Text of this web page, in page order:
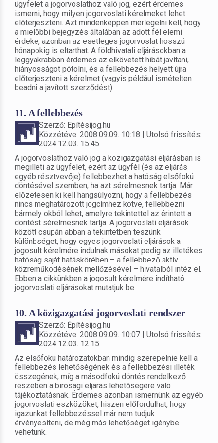
ügyfelet a jogorvoslathoz való jog, ezért érdemes
ismerni, hogy milyen jogorvoslati kérelmeket lehet
előterjeszteni. Azt mindenképpen mérlegelni kell, hogy
a mielőbbi bejegyzés általában az adott fél elemi
érdeke, azonban az esetleges jogorvoslat hosszú
hónapokig is eltarthat. A földhivatali eljárásokban a
leggyakrabban érdemes az elkövetett hibát javítani,
hiányosságot pótolni, és a fellebbezés helyett újra
előterjeszteni a kérelmet (vagyis például ismételten
beadni a javított szerződést).
11. A fellebbezés
Szerző: Építésijog.hu
Közzétéve: 2008.09.09. 10:18 | Utolsó frissítés:
2024.12.03. 15:45
A jogorvoslathoz való jog a közigazgatási eljárásban is
megilleti az ügyfelet, ezért az ügyfél (és az eljárás
egyéb résztvevője) fellebbezhet a hatóság elsőfokú
döntésével szemben, ha azt sérelmesnek tartja. Már
előzetesen ki kell hangsúlyozni, hogy a fellebbezés
nincs meghatározott jogcímhez kötve, fellebbezni
bármely okból lehet, amelyre tekintettel az érintett a
döntést sérelmesnek tartja. A jogorvoslati eljárások
között csupán abban a tekintetben teszünk
különbséget, hogy egyes jogorvoslati eljárások a
jogosult kérelmére indulnak másokat pedig az illetékes
hatóság saját hatáskörében – a fellebbező aktív
közreműködésének mellőzésével – hivatalból intéz el.
Ebben a cikkünkben a jogosult kérelmére indítható
jogorvoslati eljárásokat mutatjuk be
10. A közigazgatási jogorvoslati rendszer
Szerző: Építésijog.hu
Közzétéve: 2008.09.09. 10:07 | Utolsó frissítés:
2024.12.03. 12:15
Az elsőfokú határozatokban mindig szerepelnie kell a
fellebbezés lehetőségének és a fellebbezési illeték
összegének, míg a másodfokú döntés rendelkező
részében a bírósági eljárás lehetőségére való
tájékoztatásnak. Érdemes azonban ismernünk az egyéb
jogorvoslati eszközöket, hiszen előfordulhat, hogy
igazunkat fellebbezéssel már nem tudjuk
érvényesíteni, de még más lehetőséget igénybe
vehetünk.